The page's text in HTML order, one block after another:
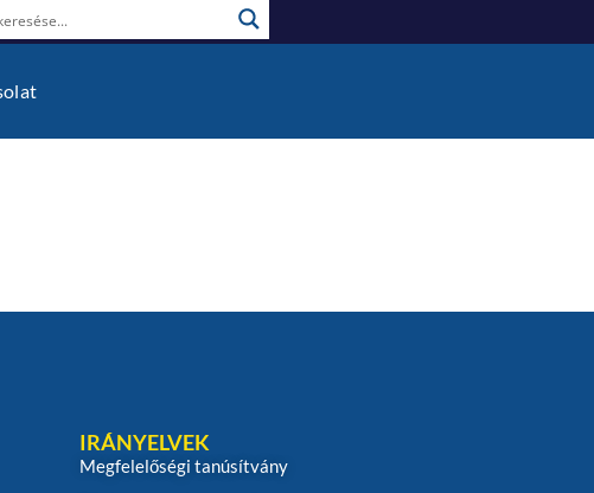
IRÁNYELVEK
Megfelelőségi tanúsítvány